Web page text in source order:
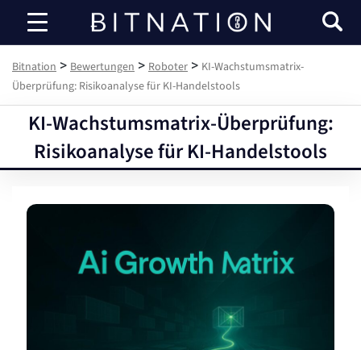
Bitnation
Bitnation > Bewertungen > Roboter > KI-Wachstumsmatrix-
Überprüfung: Risikoanalyse für KI-Handelstools
KI-Wachstumsmatrix-Überprüfung:
Risikoanalyse für KI-Handelstools